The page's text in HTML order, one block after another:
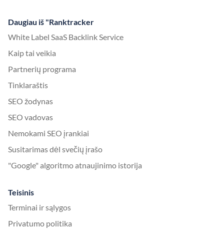
Daugiau iš "Ranktracker
White Label SaaS Backlink Service
Kaip tai veikia
Partnerių programa
Tinklaraštis
SEO žodynas
SEO vadovas
Nemokami SEO įrankiai
Susitarimas dėl svečių įrašo
"Google" algoritmo atnaujinimo istorija
Teisinis
Terminai ir sąlygos
Privatumo politika